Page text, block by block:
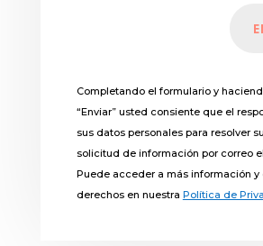
Completando el formulario y
“Enviar” usted consiente que el
sus datos personales para resolver
solicitud de información por correo
Puede acceder a más información y
derechos en nuestra Política de